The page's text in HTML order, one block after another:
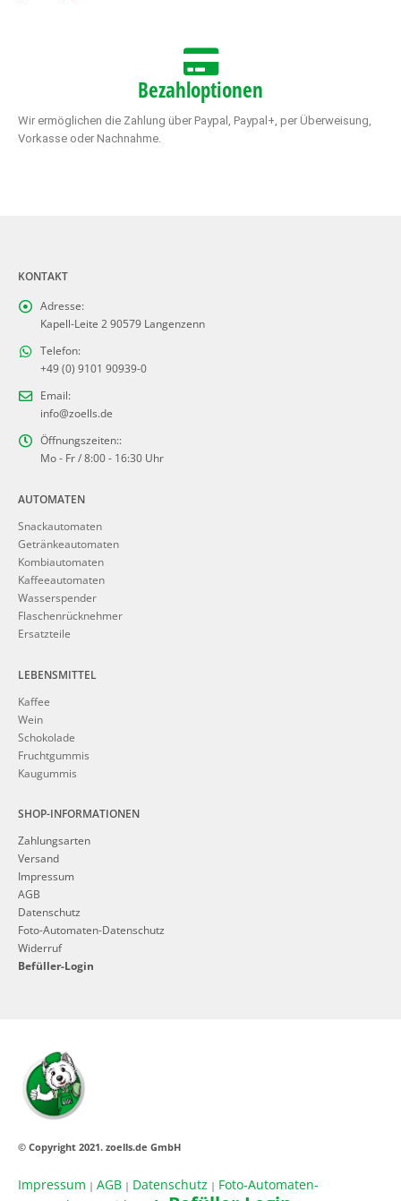
Bezahloptionen
Wir ermöglichen die Zahlung über Paypal, Paypal+, per Überweisung,
Vorkasse oder Nachnahme.
KONTAKT
Adresse:
Kapell-Leite 2 90579 Langenzenn
Telefon:
+49 (0) 9101 90939-0
Email:
info@zoells.de
Öffnungszeiten::
Mo - Fr / 8:00 - 16:30 Uhr
AUTOMATEN
Snackautomaten
Getränkeautomaten
Kombiautomaten
Kaffeeautomaten
Wasserspender
Flaschenrücknehmer
Ersatzteile
LEBENSMITTEL
Kaffee
Wein
Schokolade
Fruchtgummis
Kaugummis
SHOP-INFORMATIONEN
Zahlungsarten
Versand
Impressum
AGB
Datenschutz
Foto-Automaten-Datenschutz
Widerruf
Befüller-Login
© Copyright 2021. zoells.de GmbH
Impressum | AGB | Datenschutz | Foto-Automaten-